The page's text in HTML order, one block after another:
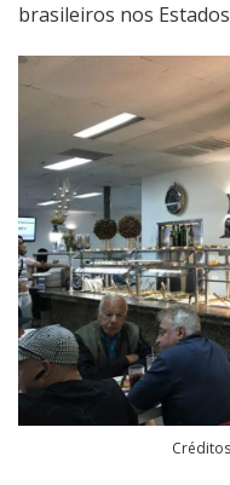
brasileiros nos